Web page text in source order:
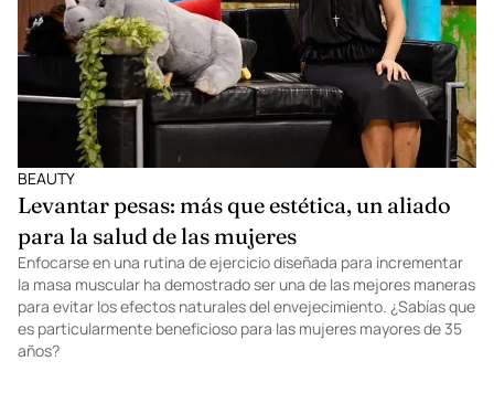
BEAUTY
Levantar pesas: más que estética, un aliado
para la salud de las mujeres
Enfocarse en una rutina de ejercicio diseñada para incrementar
la masa muscular ha demostrado ser una de las mejores maneras
para evitar los efectos naturales del envejecimiento. ¿Sabías que
es particularmente beneficioso para las mujeres mayores de 35
años?